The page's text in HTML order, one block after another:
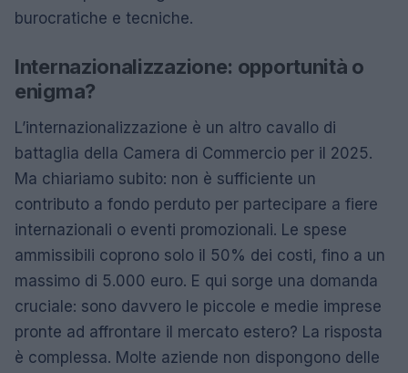
burocratiche e tecniche.
Internazionalizzazione: opportunità o
enigma?
L’internazionalizzazione è un altro cavallo di
battaglia della Camera di Commercio per il 2025.
Ma chiariamo subito: non è sufficiente un
contributo a fondo perduto per partecipare a fiere
internazionali o eventi promozionali. Le spese
ammissibili coprono solo il 50% dei costi, fino a un
massimo di 5.000 euro. E qui sorge una domanda
cruciale: sono davvero le piccole e medie imprese
pronte ad affrontare il mercato estero? La risposta
è complessa. Molte aziende non dispongono delle